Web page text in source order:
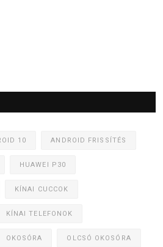
10 ANDROID FRISSÍTÉS
HUAWEI P30
KÍNAI CUCCOK
KÍNAI TELEFONOK
OKOSÓRA OLCSÓ OKOSÓRA